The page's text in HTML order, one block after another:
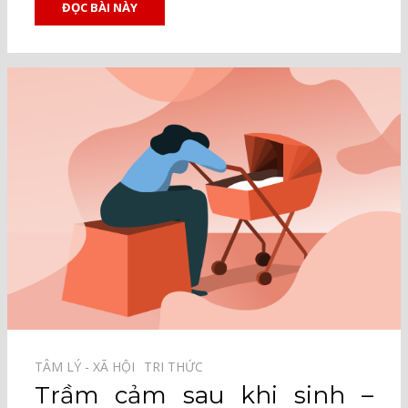
ĐỌC BÀI NÀY
TÂM LÝ - XÃ HỘI⠀ TRI THỨC⠀
Trầm cảm sau khi sinh –